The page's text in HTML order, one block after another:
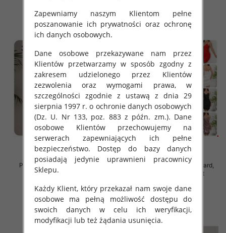
Piżama damska Roz Standard,
Mix kolor Paczka 12 szt
32.00 zł
szczegóły
Piżama damska Roz Standard,
Mix kolor Paczka 12 szt
32.00 zł
szczegóły
Zapewniamy naszym Klientom pełne
poszanowanie ich prywatności oraz ochronę
ich danych osobowych.
Dane osobowe przekazywane nam przez
Klientów przetwarzamy w sposób zgodny z
zakresem udzielonego przez Klientów
zezwolenia oraz wymogami prawa, w
szczególności zgodnie z ustawą z dnia 29
sierpnia 1997 r. o ochronie danych osobowych
(Dz. U. Nr 133, poz. 883 z późn. zm.). Dane
osobowe Klientów przechowujemy na
serwerach zapewniających ich pełne
bezpieczeństwo. Dostęp do bazy danych
posiadają jedynie uprawnieni pracownicy
Sklepu.
Każdy Klient, który przekazał nam swoje dane
osobowe ma pełną możliwość dostępu do
swoich danych w celu ich weryfikacji,
modyfikacji lub też żądania usunięcia.